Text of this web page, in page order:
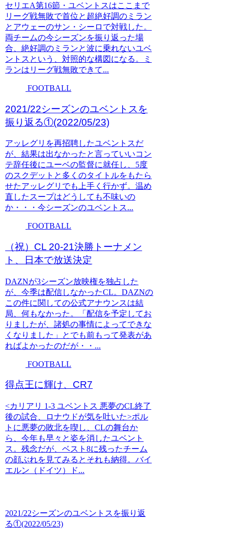
セリエA第16節・ユベントスはここまで
リーグ戦無敗で首位と超絶好調のミラン
とアウェーのサン・シーロで対戦した。
両チームの今シーズンを振り返った場
合、絶好調のミランと波に乗れないユベ
ントスという、対照的な構図になる。ミ
ランはリーグ戦無敗できて...
FOOTBALL
2021/22シーズンのユベントスを
振り返る①(2022/05/23)
アッレグリを再招聘したユベントスだ
が、結果は出なかったと言っていいコン
テ辞任後にユーベの監督に就任し、5度
のスクデットと多くのタイトルをもたら
せたアッレグリでも上手く行かず。温め
直したスープはどうしても不味いの
か・・・今シーズンのユベントス...
FOOTBALL
（祝）CL 20-21決勝トーナメン
ト、日本で放送決定
DAZNが3シーズン放映権を独占した
が、今季は配信しなかったCL。DAZNの
この件に関しての公式アナウンスは結
局、何もなかった。「配信を予定してお
りましたが、諸処の事情によってできな
くなりました」とでも前もって発表があ
ればよかったのだが・・...
FOOTBALL
得点王に輝け、CR7
<カリアリ 1-3 ユベントス 悪夢のCL終了
後の試合、ロナウドが気を吐いた>ポル
トに悪夢の敗北を喫し、CLの舞台か
ら、今年も早々と姿を消したユベント
ス。残念だが、ベスト8に残ったチーム
の顔ぶれを見てみるとそれも納得。バイ
エルン（ドイツ）ド...
2021/22シーズンのユベントスを振り返
る①(2022/05/23)